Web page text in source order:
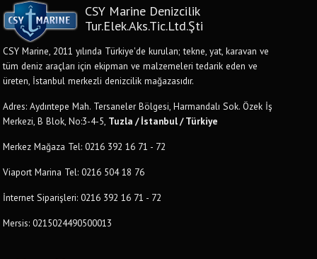
CSY Marine Denizcilik
Tur.Elek.Aks.Tic.Ltd.Şti
CSY Marine, 2011 yılında Türkiye'de kurulan; tekne, yat, karavan ve
tüm deniz araçları için ekipman ve malzemeleri tedarik eden ve
üreten, İstanbul merkezli denizcilik mağazasıdır.
Adres: Aydıntepe Mah. Tersaneler Bölgesi, Harmandalı Sok. Özek İş
Merkezi, B Blok, No:3-4-5, Tuzla / İstanbul / Türkiye
Merkez Mağaza Tel: 0216 392 16 71 - 72
Viaport Marina Tel: 0216 504 18 76
İnternet Siparişleri: 0216 392 16 71 - 72
Mersis: 0215024490500013